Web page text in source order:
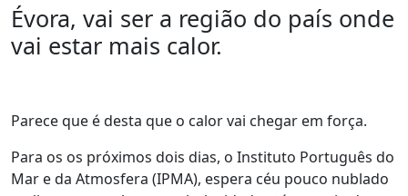
Évora, vai ser a região do país onde
vai estar mais calor.
Parece que é desta que o calor vai chegar em força.
Para os os próximos dois dias, o Instituto Português do
Mar e da Atmosfera (IPMA), espera céu pouco nublado